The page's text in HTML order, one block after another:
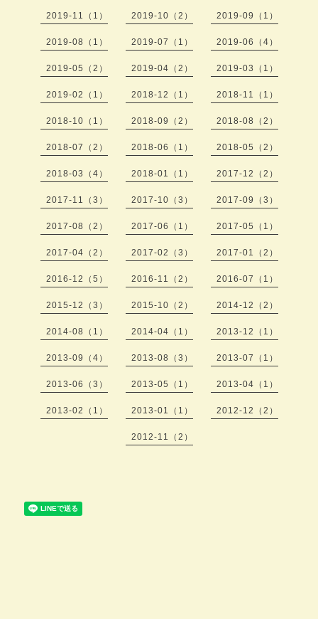
2019-11（1） 2019-10（2） 2019-09（1）
2019-08（1） 2019-07（1） 2019-06（4）
2019-05（2） 2019-04（2） 2019-03（1）
2019-02（1） 2018-12（1） 2018-11（1）
2018-10（1） 2018-09（2） 2018-08（2）
2018-07（2） 2018-06（1） 2018-05（2）
2018-03（4） 2018-01（1） 2017-12（2）
2017-11（3） 2017-10（3） 2017-09（3）
2017-08（2） 2017-06（1） 2017-05（1）
2017-04（2） 2017-02（3） 2017-01（2）
2016-12（5） 2016-11（2） 2016-07（1）
2015-12（3） 2015-10（2） 2014-12（2）
2014-08（1） 2014-04（1） 2013-12（1）
2013-09（4） 2013-08（3） 2013-07（1）
2013-06（3） 2013-05（1） 2013-04（1）
2013-02（1） 2013-01（1） 2012-12（2）
2012-11（2）